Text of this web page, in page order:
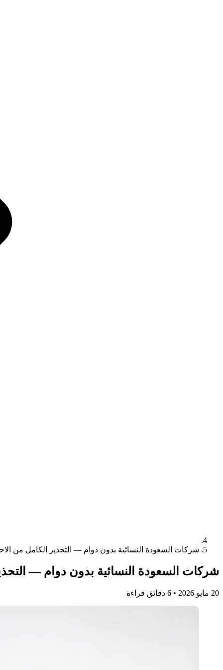
شركات السعودة النسائية بدون دوام — التحذير الكامل من
شركات السعودة النسائية بدون دوام —
20 مايو 2026 • 6 دقائق قراءة